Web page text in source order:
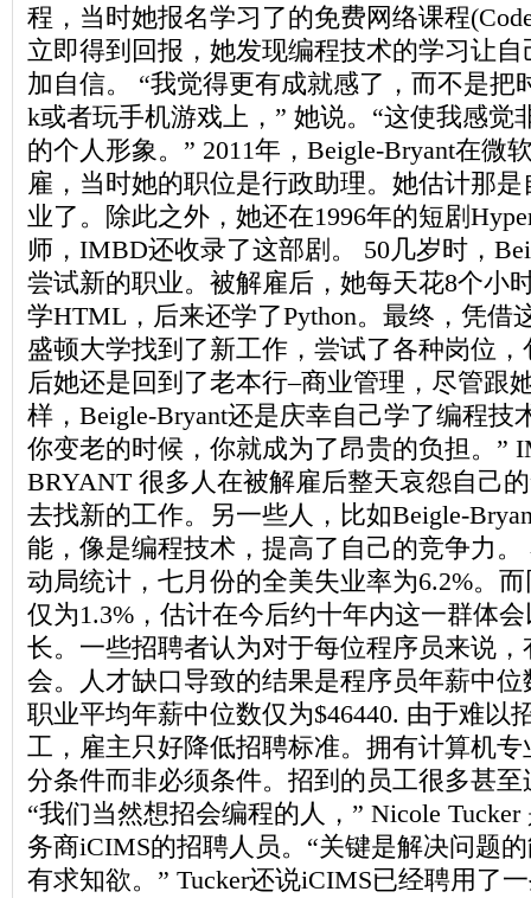
程，当时她报名学习了的免费网络课程
立即得到回报，她发现编程技术的学习让
加自信。 “我觉得更有成就感了，而不是把
k或者玩手机游戏上，” 她说。“这使我感觉
的个人形象。” 2011年，Beigle-Bryant在微
雇，当时她的职位是行政助理。她估计那
业了。除此之外，她还在1996年的短剧
师，IMBD还收录了这部剧。 50几岁时，
尝试新的职业。被解雇后，她每天花8个小
学HTML，后来还学了Python。最终，凭借
盛顿大学找到了新工作，尝试了各种岗位
后她还是回到了老本行–商业管理，尽管跟
样，Beigle-Bryant还是庆幸自己学了编程技
你变老的时候，你就成为了昂贵的负担。”
BRYANT 很多人在被解雇后整天哀怨自己
去找新的工作。另一些人，比如Beigle-
能，像是编程技术，提高了自己的竞争力
动局统计，七月份的全美失业率为6.2%。
仅为1.3%，估计在今后约十年内这一群体
长。一些招聘者认为对于每位程序员来说
会。人才缺口导致的结果是程序员年薪中位
职业平均年薪中位数仅为$46440. 由于难以
工，雇主只好降低招聘标准。拥有计算机
分条件而非必须条件。招到的员工很多甚
“我们当然想招会编程的人，” Nicole
务商iCIMS的招聘人员。“关键是解决问题
有求知欲。” Tucker还说iCIMS已经聘用了